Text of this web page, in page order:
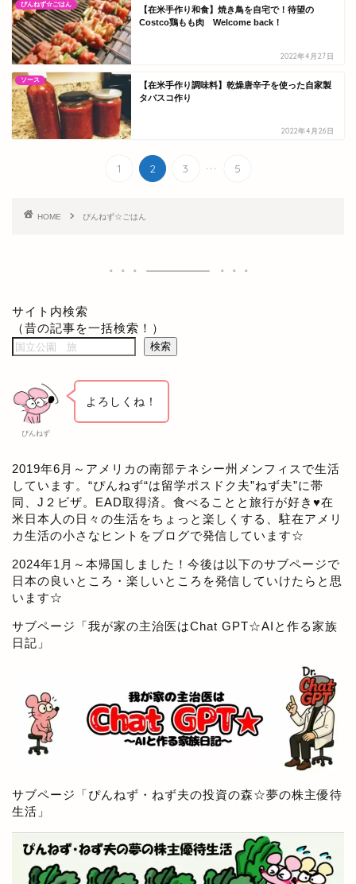
ぴんねず☆ごはん
【在米手作り和食】焼き鳥を自宅で！待望の
Costco鶏もも肉 Welcome back！
2022年4月27日
ソース
【在米手作り調味料】乾燥唐辛子を使った自家製
タバスコ作り
2022年4月26日
1 2 3 ... 5
HOME ぴんねず☆ごはん
サイト内検索
（昔の記事を一括検索！）
検索
ぴんねず
よろしくね！
2019年6月～アメリカの南部テネシー州メンフィスで生活
しています。“ぴんねず“は留学ポスドク夫”ねず夫”に帯
同、J２ビザ。EAD取得済。食べることと旅行が好き♥在
米日本人の日々の生活をちょっと楽しくする、駐在アメリ
カ生活の小さなヒントをブログで発信しています☆
2024年1月～本帰国しました！今後は以下のサブページで
日本の良いところ・楽しいところを発信していけたらと思
います☆
サブページ「我が家の主治医はChat GPT☆AIと作る家族
日記 」
サブページ「ぴんねず・ねず夫の投資の森☆夢の株主優待
生活 」